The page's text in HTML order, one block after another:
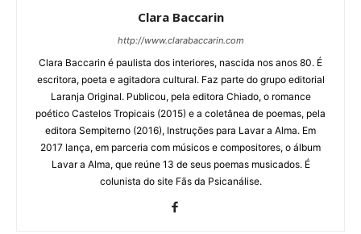
Clara Baccarin
http://www.clarabaccarin.com
Clara Baccarin é paulista dos interiores, nascida nos anos 80. É
escritora, poeta e agitadora cultural. Faz parte do grupo editorial
Laranja Original. Publicou, pela editora Chiado, o romance
poético Castelos Tropicais (2015) e a coletânea de poemas, pela
editora Sempiterno (2016), Instruções para Lavar a Alma. Em
2017 lança, em parceria com músicos e compositores, o álbum
Lavar a Alma, que reúne 13 de seus poemas musicados. É
colunista do site Fãs da Psicanálise.